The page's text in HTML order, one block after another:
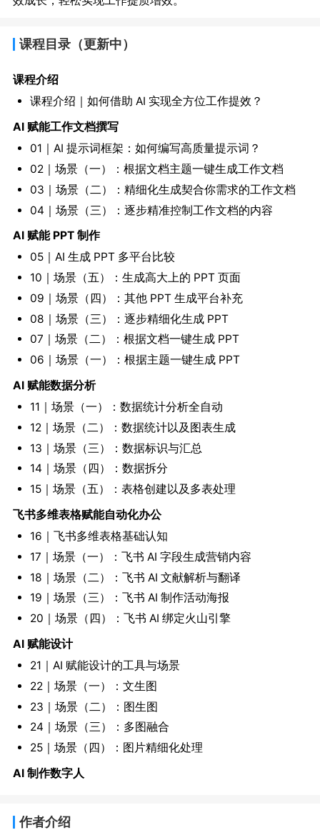
课程目录 （更新中）
课程介绍
课程介绍｜如何借助 AI 实现全方位工作提效？
AI 赋能工作文档撰写
01｜AI 提示词框架：如何编写高质量提示词？
02｜场景（一）：根据文档主题一键生成工作文档
03｜场景（二）：精细化生成契合你需求的工作文档
04｜场景（三）：逐步精准控制工作文档的内容
AI 赋能 PPT 制作
05｜AI 生成 PPT 多平台比较
10｜场景（五）：生成高大上的 PPT 页面
09｜场景（四）：其他 PPT 生成平台补充
08｜场景（三）：逐步精细化生成 PPT
07｜场景（二）：根据文档一键生成 PPT
06｜场景（一）：根据主题一键生成 PPT
AI 赋能数据分析
11｜场景（一）：数据统计分析全自动
12｜场景（二）：数据统计以及图表生成
13｜场景（三）：数据标识与汇总
14｜场景（四）：数据拆分
15｜场景（五）：表格创建以及多表处理
飞书多维表格赋能自动化办公
16｜飞书多维表格基础认知
17｜场景（一）：飞书 AI 字段生成营销内容
18｜场景（二）：飞书 AI 文献解析与翻译
19｜场景（三）：飞书 AI 制作活动海报
20｜场景（四）：飞书 AI 绑定火山引擎
AI 赋能设计
21｜AI 赋能设计的工具与场景
22｜场景（一）：文生图
23｜场景（二）：图生图
24｜场景（三）：多图融合
25｜场景（四）：图片精细化处理
AI 制作数字人
作者介绍